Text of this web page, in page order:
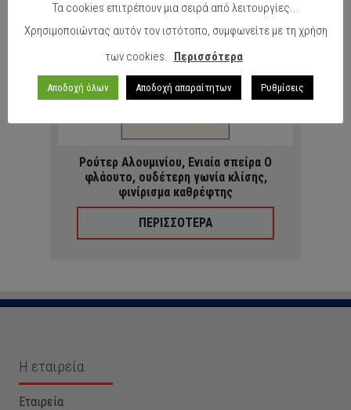
Ρούτερ Αλουμινίου, Ενιαία σπείρα O
φλάουτο, ουδέτερη γωνία κλίσης,
φινίρισμα καθρέφτης
ΠΕΡΙΣΣΟΤΕΡΑ
Η εταιρεία
Εταιρεία
Τα cookies επιτρέπουν μια σειρά από λειτουργίες...
Χρησιμοποιώντας αυτόν τον ιστότοπο, συμφωνείτε με τη χρήση
των cookies.
Περισσότερα
Αποδοχή όλων Αποδοχή απαραίτητων Ρυθμίσεις